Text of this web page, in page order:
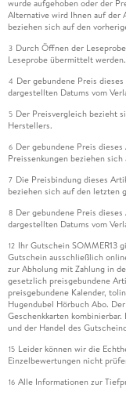
wurde aufgehoben oder der
Alternative wird Ihnen auf der
beziehen sich auf den
3 Durch Öffnen der
Leseprobe übermittelt werden.
4 Der gebundene Preis
dargestellten Datums vom
5 Der Preisvergleich bezieht
Herstellers.
6 Der gebundene Preis
Preissenkungen beziehen
7 Die Preisbindung dieses
beziehen sich auf den letzten
8 Der gebundene Preis
dargestellten Datums vom
12 Ihr Gutschein SOMMER13
Gutschein ausschließlich
zur Abholung mit Zahlung in
gesetzlich preisgebundene
preisgebundene Kalender,
Hugendubel Hörbuch Abo.
Geschenkkarten
und der Handel des
15 Leider können wir die
Einzelbewertungen nicht
16 Alle Informationen zur